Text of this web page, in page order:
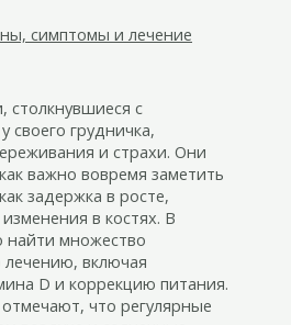
симптомы и лечение
столкнувшиеся с
своего грудничка,
и страхи. Они
важно вовремя заметить
задержка в росте,
в костях. В
множество
включая
D и коррекцию питания.
что регулярные